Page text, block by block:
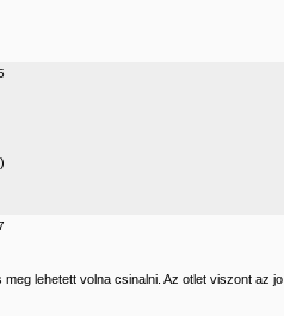
lehetett volna csinalni. Az otlet viszont az jo.